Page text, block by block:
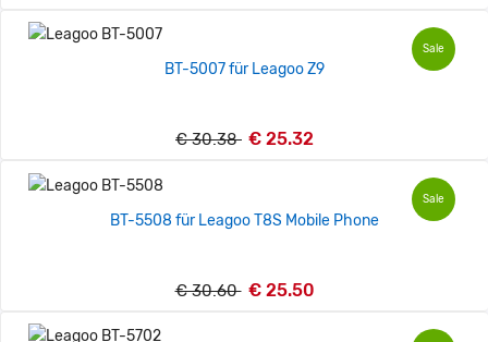
Sale
BT-5007 für Leagoo Z9
€ 30.38 € 25.32
Sale
BT-5508 für Leagoo T8S Mobile Phone
€ 30.60 € 25.50